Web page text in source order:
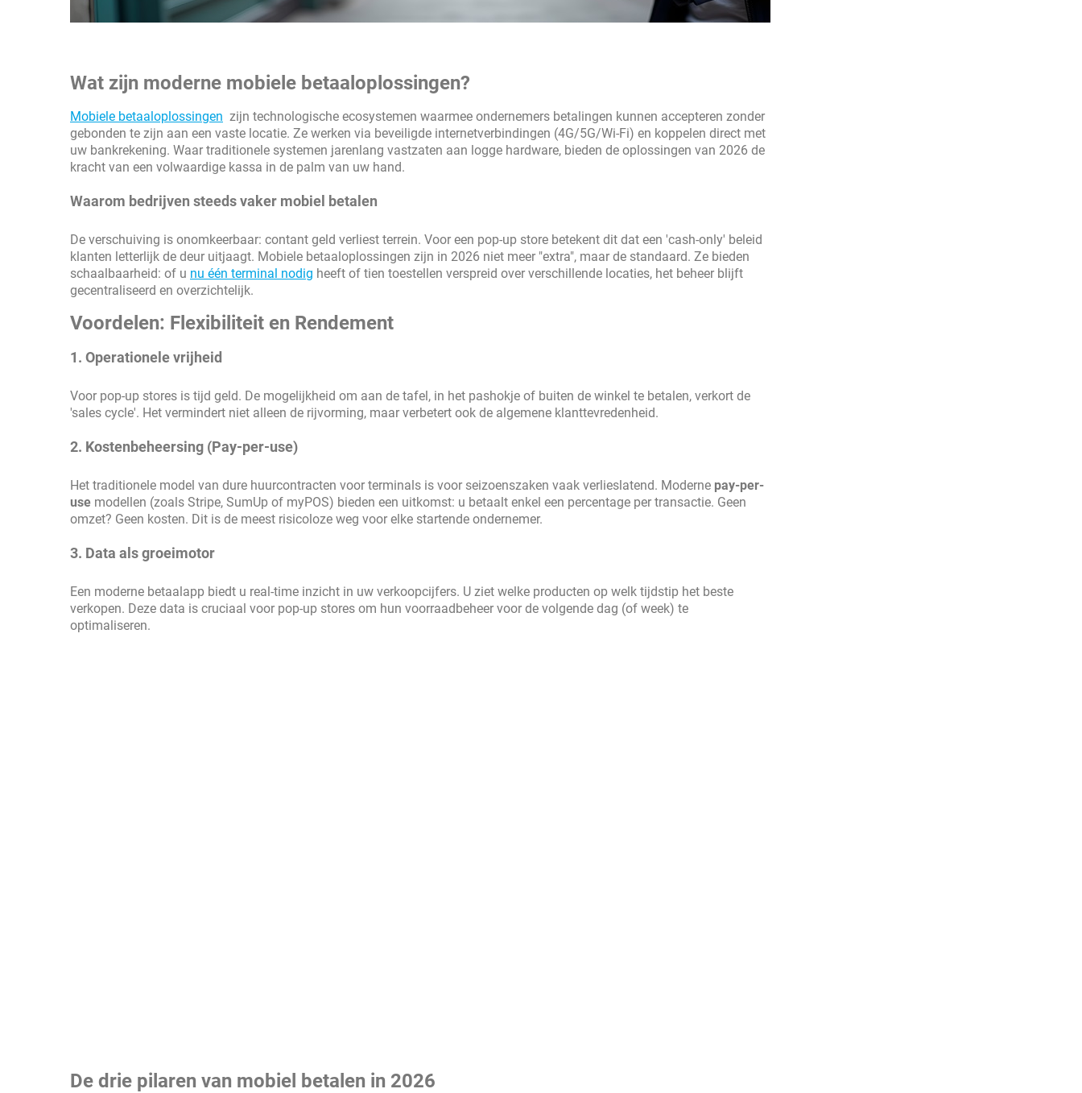
Wat zijn moderne mobiele betaaloplossingen?
Mobiele betaaloplossingen zijn technologische ecosystemen waarmee ondernemers betalingen kunnen accepteren zonder
gebonden te zijn aan een vaste locatie. Ze werken via beveiligde internetverbindingen (4G/5G/Wi-Fi) en koppelen direct met
uw bankrekening. Waar traditionele systemen jarenlang vastzaten aan logge hardware, bieden de oplossingen van 2026 de
kracht van een volwaardige kassa in de palm van uw hand.
Waarom bedrijven steeds vaker mobiel betalen
De verschuiving is onomkeerbaar: contant geld verliest terrein. Voor een pop-up store betekent dit dat een 'cash-only' beleid
klanten letterlijk de deur uitjaagt. Mobiele betaaloplossingen zijn in 2026 niet meer "extra", maar de standaard. Ze bieden
schaalbaarheid: of u nu één terminal nodig heeft of tien toestellen verspreid over verschillende locaties, het beheer blijft
gecentraliseerd en overzichtelijk.
Voordelen: Flexibiliteit en Rendement
1. Operationele vrijheid
Voor pop-up stores is tijd geld. De mogelijkheid om aan de tafel, in het pashokje of buiten de winkel te betalen, verkort de
'sales cycle'. Het vermindert niet alleen de rijvorming, maar verbetert ook de algemene klanttevredenheid.
2. Kostenbeheersing (Pay-per-use)
Het traditionele model van dure huurcontracten voor terminals is voor seizoenszaken vaak verlieslatend. Moderne pay-per-
use modellen (zoals Stripe, SumUp of myPOS) bieden een uitkomst: u betaalt enkel een percentage per transactie. Geen
omzet? Geen kosten. Dit is de meest risicoloze weg voor elke startende ondernemer.
3. Data als groeimotor
Een moderne betaalapp biedt u real-time inzicht in uw verkoopcijfers. U ziet welke producten op welk tijdstip het beste
verkopen. Deze data is cruciaal voor pop-up stores om hun voorraadbeheer voor de volgende dag (of week) te
optimaliseren.
De drie pilaren van mobiel betalen in 2026